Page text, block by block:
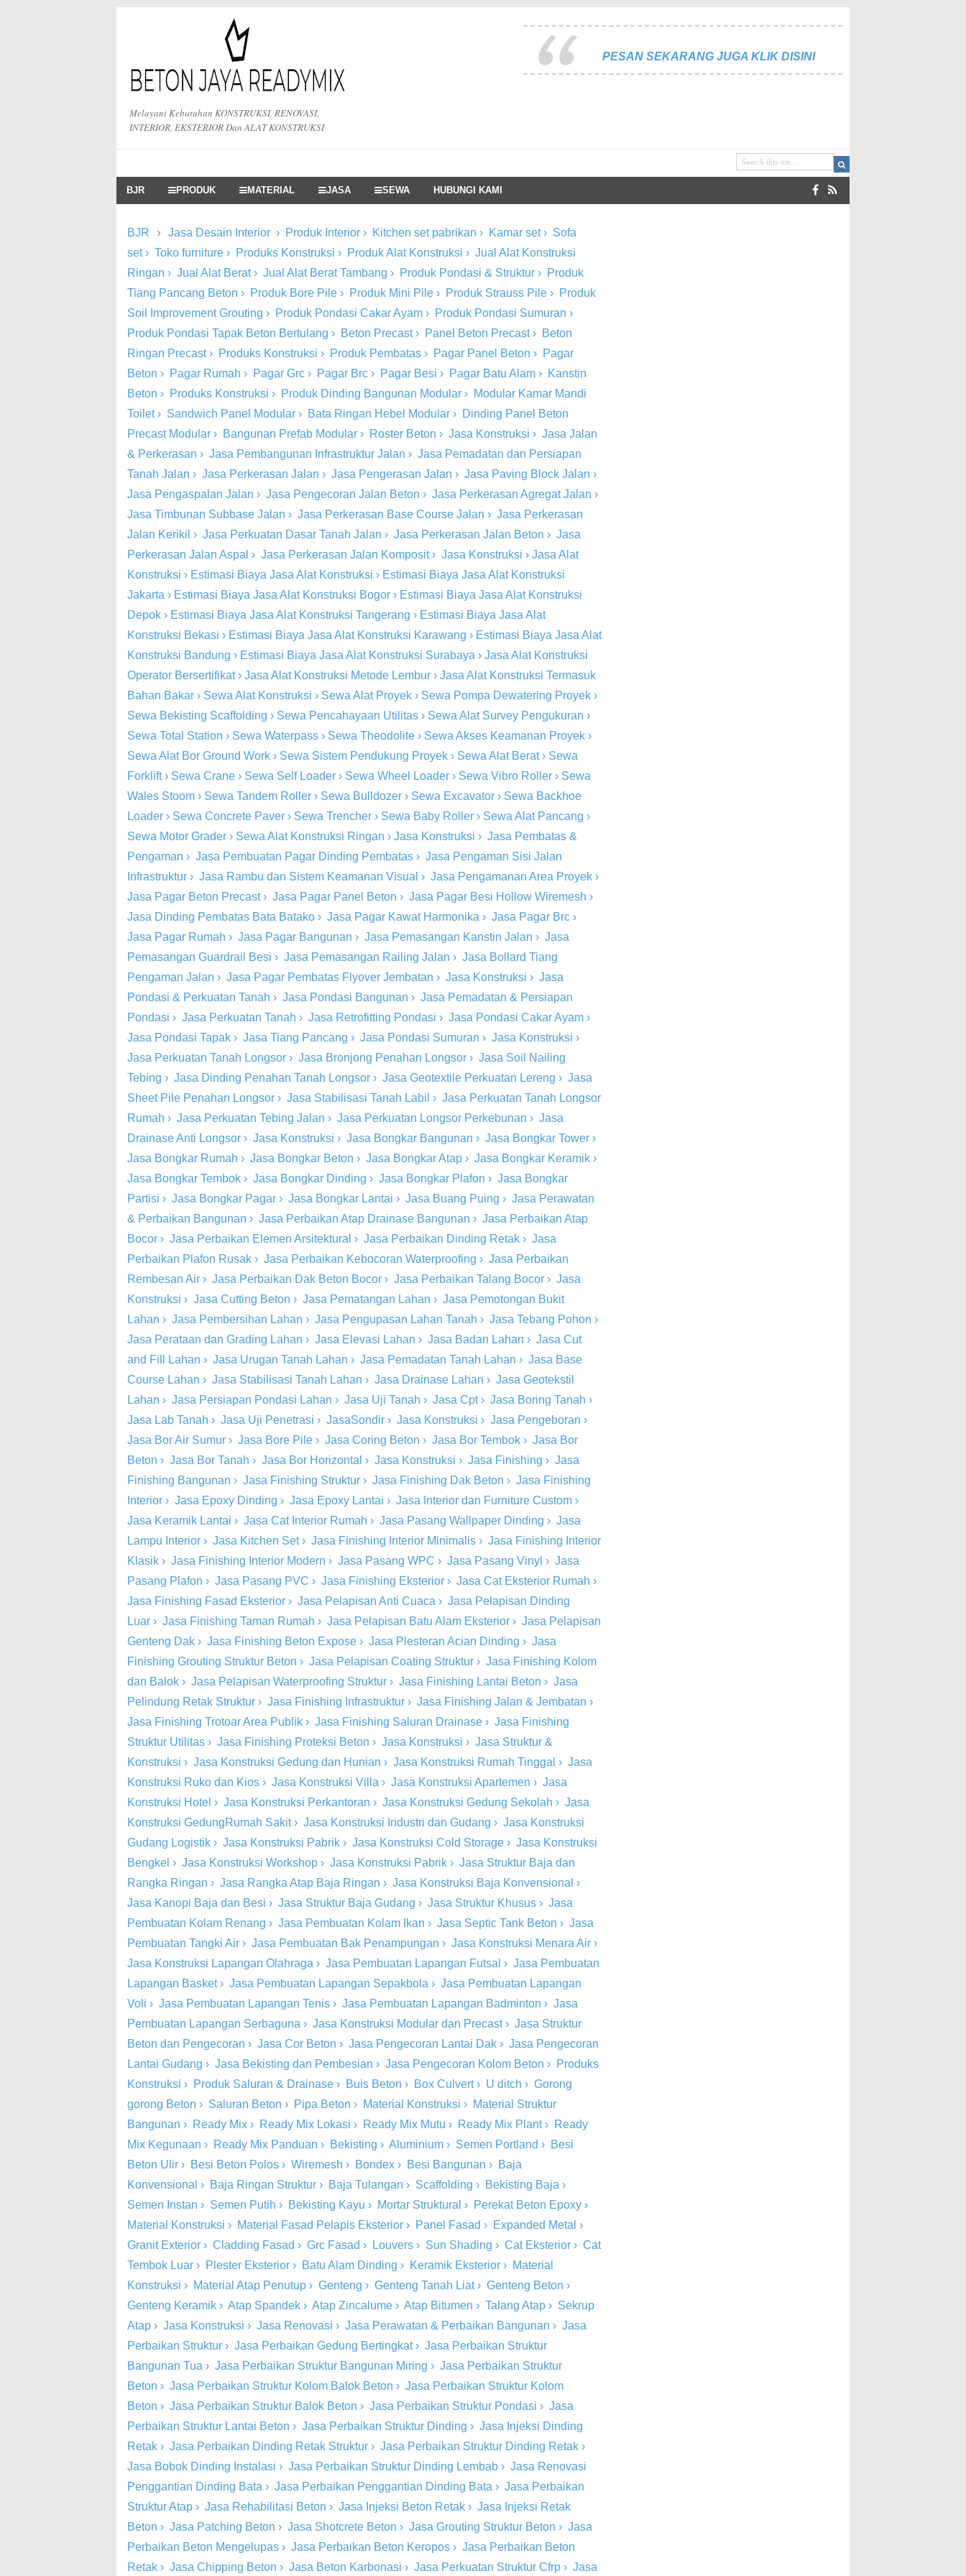
Melayani Kebutuhan KONSTRUKSI, RENOVASI,
INTERIOR, EKSTERIOR Dan ALAT KONSTRUKSI
PESAN SEKARANG JUGA KLIK DISINI
BJR PRODUK MATERIAL JASA SEWA HUBUNGI KAMI
BJR › Jasa Desain Interior › Produk Interior › Kitchen set pabrikan › Kamar set› Sofa
set› Toko furniture › Produks Konstruksi › Produk Alat Konstruksi › Jual Alat Konstruksi
Ringan › Jual Alat Berat› Jual Alat Berat Tambang › Produk Pondasi & Struktur › Produk
Tiang Pancang Beton › Produk Bore Pile › Produk Mini Pile › Produk Strauss Pile › Produk
Soil Improvement Grouting › Produk Pondasi Cakar Ayam › Produk Pondasi Sumuran ›
Produk Pondasi Tapak Beton Bertulang › Beton Precast› Panel Beton Precast› Beton
Ringan Precast› Produks Konstruksi › Produk Pembatas › Pagar Panel Beton › Pagar
Beton › Pagar Rumah › Pagar Grc › Pagar Brc › Pagar Besi › Pagar Batu Alam › Kanstin
Beton › Produks Konstruksi › Produk Dinding Bangunan Modular › Modular Kamar Mandi
Toilet› Sandwich Panel Modular › Bata Ringan Hebel Modular › Dinding Panel Beton
Precast Modular › Bangunan Prefab Modular › Roster Beton › Jasa Konstruksi › Jasa Jalan
& Perkerasan › Jasa Pembangunan Infrastruktur Jalan › Jasa Pemadatan dan Persiapan
Tanah Jalan › Jasa Perkerasan Jalan › Jasa Pengerasan Jalan › Jasa Paving Block Jalan ›
Jasa Pengaspalan Jalan › Jasa Pengecoran Jalan Beton › Jasa Perkerasan Agregat Jalan ›
Jasa Timbunan Subbase Jalan › Jasa Perkerasan Base Course Jalan › Jasa Perkerasan
Jalan Kerikil › Jasa Perkuatan Dasar Tanah Jalan › Jasa Perkerasan Jalan Beton › Jasa
Perkerasan Jalan Aspal › Jasa Perkerasan Jalan Komposit› Jasa Konstruksi › Jasa Alat
Konstruksi › Estimasi Biaya Jasa Alat Konstruksi › Estimasi Biaya Jasa Alat Konstruksi
Jakarta › Estimasi Biaya Jasa Alat Konstruksi Bogor › Estimasi Biaya Jasa Alat Konstruksi
Depok › Estimasi Biaya Jasa Alat Konstruksi Tangerang › Estimasi Biaya Jasa Alat
Konstruksi Bekasi › Estimasi Biaya Jasa Alat Konstruksi Karawang › Estimasi Biaya Jasa Alat
Konstruksi Bandung › Estimasi Biaya Jasa Alat Konstruksi Surabaya › Jasa Alat Konstruksi
Operator Bersertifikat› Jasa Alat Konstruksi Metode Lembur › Jasa Alat Konstruksi Termasuk
Bahan Bakar › Sewa Alat Konstruksi › Sewa Alat Proyek › Sewa Pompa Dewatering Proyek ›
Sewa Bekisting Scaffolding › Sewa Pencahayaan Utilitas › Sewa Alat Survey Pengukuran ›
Sewa Total Station › Sewa Waterpass › Sewa Theodolite › Sewa Akses Keamanan Proyek ›
Sewa Alat Bor Ground Work › Sewa Sistem Pendukung Proyek › Sewa Alat Berat› Sewa
Forklift› Sewa Crane › Sewa Self Loader › Sewa Wheel Loader › Sewa Vibro Roller › Sewa
Wales Stoom › Sewa Tandem Roller › Sewa Bulldozer › Sewa Excavator › Sewa Backhoe
Loader › Sewa Concrete Paver › Sewa Trencher › Sewa Baby Roller › Sewa Alat Pancang ›
Sewa Motor Grader › Sewa Alat Konstruksi Ringan › Jasa Konstruksi › Jasa Pembatas &
Pengaman › Jasa Pembuatan Pagar Dinding Pembatas › Jasa Pengaman Sisi Jalan
Infrastruktur › Jasa Rambu dan Sistem Keamanan Visual › Jasa Pengamanan Area Proyek ›
Jasa Pagar Beton Precast› Jasa Pagar Panel Beton › Jasa Pagar Besi Hollow Wiremesh ›
Jasa Dinding Pembatas Bata Batako › Jasa Pagar Kawat Harmonika › Jasa Pagar Brc ›
Jasa Pagar Rumah › Jasa Pagar Bangunan › Jasa Pemasangan Kanstin Jalan › Jasa
Pemasangan Guardrail Besi › Jasa Pemasangan Railing Jalan › Jasa Bollard Tiang
Pengaman Jalan › Jasa Pagar Pembatas Flyover Jembatan › Jasa Konstruksi › Jasa
Pondasi & Perkuatan Tanah › Jasa Pondasi Bangunan › Jasa Pemadatan & Persiapan
Pondasi › Jasa Perkuatan Tanah › Jasa Retrofitting Pondasi › Jasa Pondasi Cakar Ayam ›
Jasa Pondasi Tapak › Jasa Tiang Pancang › Jasa Pondasi Sumuran › Jasa Konstruksi ›
Jasa Perkuatan Tanah Longsor › Jasa Bronjong Penahan Longsor › Jasa Soil Nailing
Tebing › Jasa Dinding Penahan Tanah Longsor › Jasa Geotextile Perkuatan Lereng › Jasa
Sheet Pile Penahan Longsor › Jasa Stabilisasi Tanah Labil › Jasa Perkuatan Tanah Longsor
Rumah › Jasa Perkuatan Tebing Jalan › Jasa Perkuatan Longsor Perkebunan › Jasa
Drainase Anti Longsor › Jasa Konstruksi › Jasa Bongkar Bangunan › Jasa Bongkar Tower ›
Jasa Bongkar Rumah › Jasa Bongkar Beton › Jasa Bongkar Atap › Jasa Bongkar Keramik ›
Jasa Bongkar Tembok › Jasa Bongkar Dinding › Jasa Bongkar Plafon › Jasa Bongkar
Partisi › Jasa Bongkar Pagar › Jasa Bongkar Lantai › Jasa Buang Puing › Jasa Perawatan
& Perbaikan Bangunan › Jasa Perbaikan Atap Drainase Bangunan › Jasa Perbaikan Atap
Bocor › Jasa Perbaikan Elemen Arsitektural › Jasa Perbaikan Dinding Retak › Jasa
Perbaikan Plafon Rusak › Jasa Perbaikan Kebocoran Waterproofing › Jasa Perbaikan
Rembesan Air › Jasa Perbaikan Dak Beton Bocor › Jasa Perbaikan Talang Bocor › Jasa
Konstruksi › Jasa Cutting Beton › Jasa Pematangan Lahan › Jasa Pemotongan Bukit
Lahan › Jasa Pembersihan Lahan › Jasa Pengupasan Lahan Tanah › Jasa Tebang Pohon ›
Jasa Perataan dan Grading Lahan › Jasa Elevasi Lahan › Jasa Badan Lahan › Jasa Cut
and Fill Lahan › Jasa Urugan Tanah Lahan › Jasa Pemadatan Tanah Lahan › Jasa Base
Course Lahan › Jasa Stabilisasi Tanah Lahan › Jasa Drainase Lahan › Jasa Geotekstil
Lahan › Jasa Persiapan Pondasi Lahan › Jasa Uji Tanah › Jasa Cpt› Jasa Boring Tanah ›
Jasa Lab Tanah › Jasa Uji Penetrasi › JasaSondir › Jasa Konstruksi › Jasa Pengeboran ›
Jasa Bor Air Sumur › Jasa Bore Pile › Jasa Coring Beton › Jasa Bor Tembok › Jasa Bor
Beton › Jasa Bor Tanah › Jasa Bor Horizontal › Jasa Konstruksi › Jasa Finishing › Jasa
Finishing Bangunan › Jasa Finishing Struktur › Jasa Finishing Dak Beton › Jasa Finishing
Interior › Jasa Epoxy Dinding › Jasa Epoxy Lantai › Jasa Interior dan Furniture Custom ›
Jasa Keramik Lantai › Jasa Cat Interior Rumah › Jasa Pasang Wallpaper Dinding › Jasa
Lampu Interior › Jasa Kitchen Set› Jasa Finishing Interior Minimalis › Jasa Finishing Interior
Klasik › Jasa Finishing Interior Modern › Jasa Pasang WPC › Jasa Pasang Vinyl › Jasa
Pasang Plafon › Jasa Pasang PVC › Jasa Finishing Eksterior › Jasa Cat Eksterior Rumah ›
Jasa Finishing Fasad Eksterior › Jasa Pelapisan Anti Cuaca › Jasa Pelapisan Dinding
Luar › Jasa Finishing Taman Rumah › Jasa Pelapisan Batu Alam Eksterior › Jasa Pelapisan
Genteng Dak › Jasa Finishing Beton Expose › Jasa Plesteran Acian Dinding › Jasa
Finishing Grouting Struktur Beton › Jasa Pelapisan Coating Struktur › Jasa Finishing Kolom
dan Balok › Jasa Pelapisan Waterproofing Struktur › Jasa Finishing Lantai Beton › Jasa
Pelindung Retak Struktur › Jasa Finishing Infrastruktur › Jasa Finishing Jalan & Jembatan ›
Jasa Finishing Trotoar Area Publik › Jasa Finishing Saluran Drainase › Jasa Finishing
Struktur Utilitas › Jasa Finishing Proteksi Beton › Jasa Konstruksi › Jasa Struktur &
Konstruksi › Jasa Konstruksi Gedung dan Hunian › Jasa Konstruksi Rumah Tinggal › Jasa
Konstruksi Ruko dan Kios › Jasa Konstruksi Villa › Jasa Konstruksi Apartemen › Jasa
Konstruksi Hotel › Jasa Konstruksi Perkantoran › Jasa Konstruksi Gedung Sekolah › Jasa
Konstruksi GedungRumah Sakit› Jasa Konstruksi Industri dan Gudang › Jasa Konstruksi
Gudang Logistik › Jasa Konstruksi Pabrik › Jasa Konstruksi Cold Storage › Jasa Konstruksi
Bengkel › Jasa Konstruksi Workshop › Jasa Konstruksi Pabrik › Jasa Struktur Baja dan
Rangka Ringan › Jasa Rangka Atap Baja Ringan › Jasa Konstruksi Baja Konvensional ›
Jasa Kanopi Baja dan Besi › Jasa Struktur Baja Gudang › Jasa Struktur Khusus › Jasa
Pembuatan Kolam Renang › Jasa Pembuatan Kolam Ikan › Jasa Septic Tank Beton › Jasa
Pembuatan Tangki Air › Jasa Pembuatan Bak Penampungan › Jasa Konstruksi Menara Air ›
Jasa Konstruksi Lapangan Olahraga › Jasa Pembuatan Lapangan Futsal › Jasa Pembuatan
Lapangan Basket› Jasa Pembuatan Lapangan Sepakbola › Jasa Pembuatan Lapangan
Voli › Jasa Pembuatan Lapangan Tenis › Jasa Pembuatan Lapangan Badminton › Jasa
Pembuatan Lapangan Serbaguna › Jasa Konstruksi Modular dan Precast› Jasa Struktur
Beton dan Pengecoran › Jasa Cor Beton › Jasa Pengecoran Lantai Dak › Jasa Pengecoran
Lantai Gudang › Jasa Bekisting dan Pembesian › Jasa Pengecoran Kolom Beton › Produks
Konstruksi › Produk Saluran & Drainase › Buis Beton › Box Culvert› U ditch › Gorong
gorong Beton › Saluran Beton › Pipa Beton › Material Konstruksi › Material Struktur
Bangunan › Ready Mix › Ready Mix Lokasi › Ready Mix Mutu › Ready Mix Plant› Ready
Mix Kegunaan › Ready Mix Panduan › Bekisting › Aluminium › Semen Portland › Besi
Beton Ulir › Besi Beton Polos › Wiremesh › Bondex › Besi Bangunan › Baja
Konvensional › Baja Ringan Struktur › Baja Tulangan › Scaffolding › Bekisting Baja ›
Semen Instan › Semen Putih › Bekisting Kayu › Mortar Struktural › Perekat Beton Epoxy ›
Material Konstruksi › Material Fasad Pelapis Eksterior › Panel Fasad › Expanded Metal ›
Granit Exterior › Cladding Fasad › Grc Fasad › Louvers › Sun Shading › Cat Eksterior › Cat
Tembok Luar › Plester Eksterior › Batu Alam Dinding › Keramik Eksterior › Material
Konstruksi › Material Atap Penutup › Genteng › Genteng Tanah Liat› Genteng Beton ›
Genteng Keramik › Atap Spandek › Atap Zincalume › Atap Bitumen › Talang Atap › Sekrup
Atap › Jasa Konstruksi › Jasa Renovasi › Jasa Perawatan & Perbaikan Bangunan › Jasa
Perbaikan Struktur › Jasa Perbaikan Gedung Bertingkat› Jasa Perbaikan Struktur
Bangunan Tua › Jasa Perbaikan Struktur Bangunan Miring › Jasa Perbaikan Struktur
Beton › Jasa Perbaikan Struktur Kolom Balok Beton › Jasa Perbaikan Struktur Kolom
Beton › Jasa Perbaikan Struktur Balok Beton › Jasa Perbaikan Struktur Pondasi › Jasa
Perbaikan Struktur Lantai Beton › Jasa Perbaikan Struktur Dinding › Jasa Injeksi Dinding
Retak › Jasa Perbaikan Dinding Retak Struktur › Jasa Perbaikan Struktur Dinding Retak ›
Jasa Bobok Dinding Instalasi › Jasa Perbaikan Struktur Dinding Lembab › Jasa Renovasi
Penggantian Dinding Bata › Jasa Perbaikan Penggantian Dinding Bata › Jasa Perbaikan
Struktur Atap › Jasa Rehabilitasi Beton › Jasa Injeksi Beton Retak › Jasa Injeksi Retak
Beton › Jasa Patching Beton › Jasa Shotcrete Beton › Jasa Grouting Struktur Beton › Jasa
Perbaikan Beton Mengelupas › Jasa Perbaikan Beton Keropos › Jasa Perbaikan Beton
Retak › Jasa Chipping Beton › Jasa Beton Karbonasi › Jasa Perkuatan Struktur Cfrp › Jasa